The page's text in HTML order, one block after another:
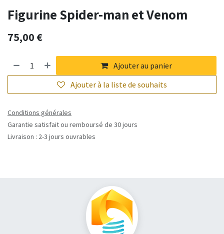
Figurine Spider-man et Venom
75,00€
Ajouter au panier
Ajouter à la liste de souhaits
Conditions générales
Garantie satisfait ou remboursé de 30 jours
Livraison : 2-3 jours ouvrables